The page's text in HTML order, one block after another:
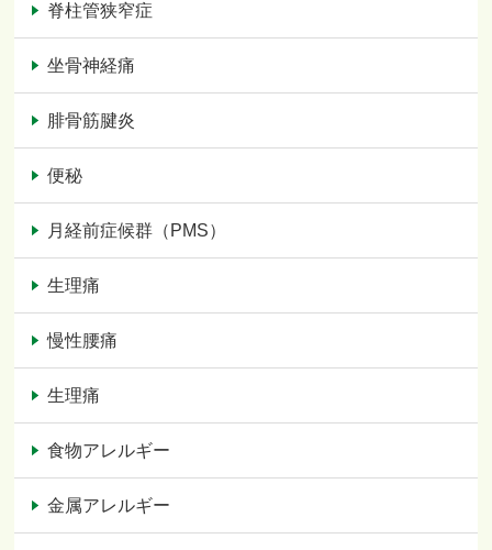
脊柱管狭窄症
坐骨神経痛
腓骨筋腱炎
便秘
月経前症候群（PMS）
生理痛
慢性腰痛
生理痛
食物アレルギー
金属アレルギー